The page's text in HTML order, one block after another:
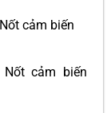
cảm biến
cảm biến